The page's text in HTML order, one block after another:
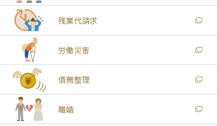
残業代請求
労働災害
債務整理
離婚